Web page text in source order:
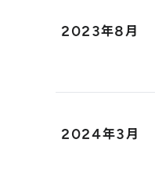
2023年8月
2024年3月